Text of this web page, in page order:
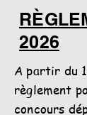
2026
A partir du
règlement
concours